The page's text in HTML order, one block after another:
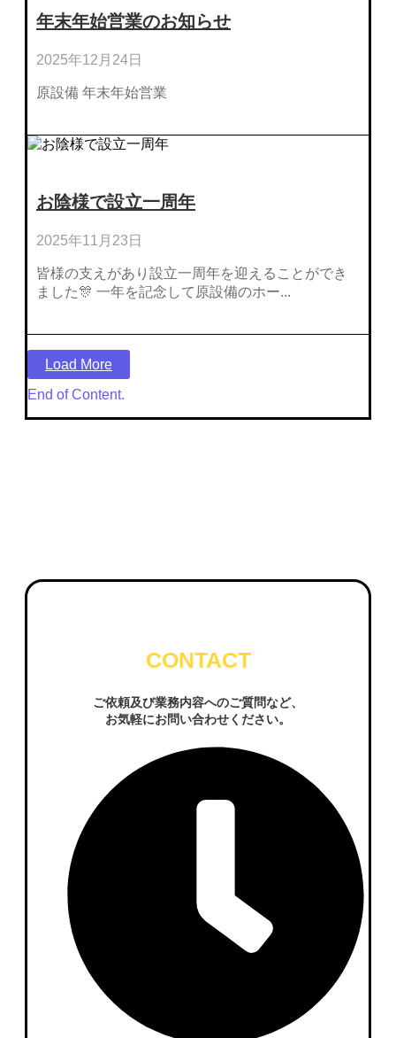
年末年始営業のお知らせ
2025年12月24日
原設備 年末年始営業
お陰様で設立一周年
2025年11月23日
皆様の支えがあり設立一周年を迎えることができ
ました🎊 一年を記念して原設備のホー...
Load More
End of Content.
CONTACT
ご依頼及び業務内容へのご質問など、
お気軽にお問い合わせください。